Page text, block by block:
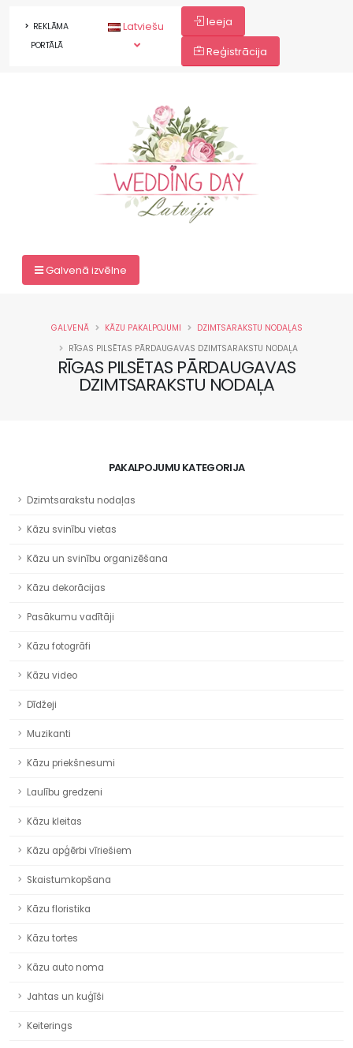
REKLĀMA
PORTĀLĀ
Latviešu Ieeja
Reģistrācija
Galvenā izvēlne
RĪGAS PILSĒTAS PĀRDAUGAVAS
DZIMTSARAKSTU NODAĻA
GALVENĀ KĀZU PAKALPOJUMI
DZIMTSARAKSTU NODAĻAS
RĪGAS PILSĒTAS PĀRDAUGAVAS DZIMTSARAKSTU NODAĻA
PAKALPOJUMU KATEGORIJA
Dzimtsarakstu nodaļas
Kāzu svinību vietas
Kāzu un svinību organizēšana
Kāzu dekorācijas
Pasākumu vadītāji
Kāzu fotogrāfi
Kāzu video
Dīdžeji
Muzikanti
Kāzu priekšnesumi
Laulību gredzeni
Kāzu kleitas
Kāzu apģērbi vīriešiem
Skaistumkopšana
Kāzu floristika
Kāzu tortes
Kāzu auto noma
Jahtas un kuģīši
Keiterings